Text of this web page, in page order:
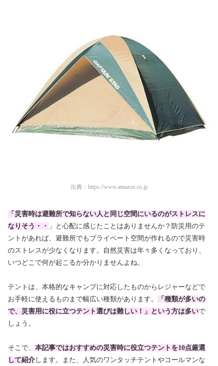
出典： https://www.amazon.co.jp
「 災害時は避難所で知らない人と同じ空間にいるのがストレスに
なりそう・・
」と心配に感じたことはありませんか？防災用のテ
ントがあれば、避難所でもプライベート空間が作れるので災害時
のストレスが少なくなります。自然災害は年々多くなっており、
いつどこで何が起こるか分かりませんよね。
テントは、本格的なキャンプに対応したものからレジャーなどで
お手軽に使えるものまで幅広い種類があります。
「種類が多いの
で、災害用に役に立つテント選びは難しい！」という方は多いで
しょう。
そこで、 本記事ではおすすめの災害時に役立つテントを10点厳選
して紹介 します。また、人気のワンタッチテントやコールマンな